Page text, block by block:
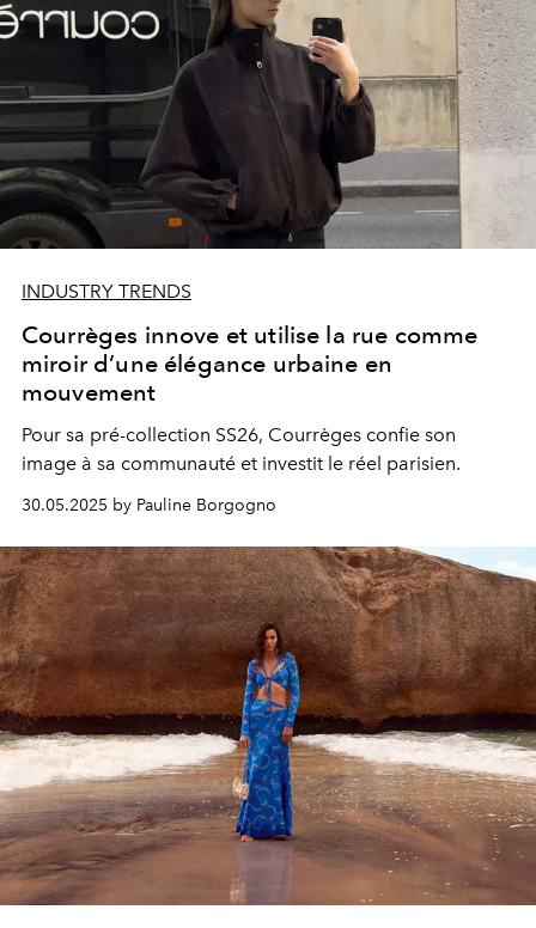
INDUSTRY TRENDS
Courrèges innove et utilise la rue comme
miroir d’une élégance urbaine en
mouvement
Pour sa pré-collection SS26, Courrèges confie son
image à sa communauté et investit le réel parisien.
30.05.2025 by Pauline Borgogno